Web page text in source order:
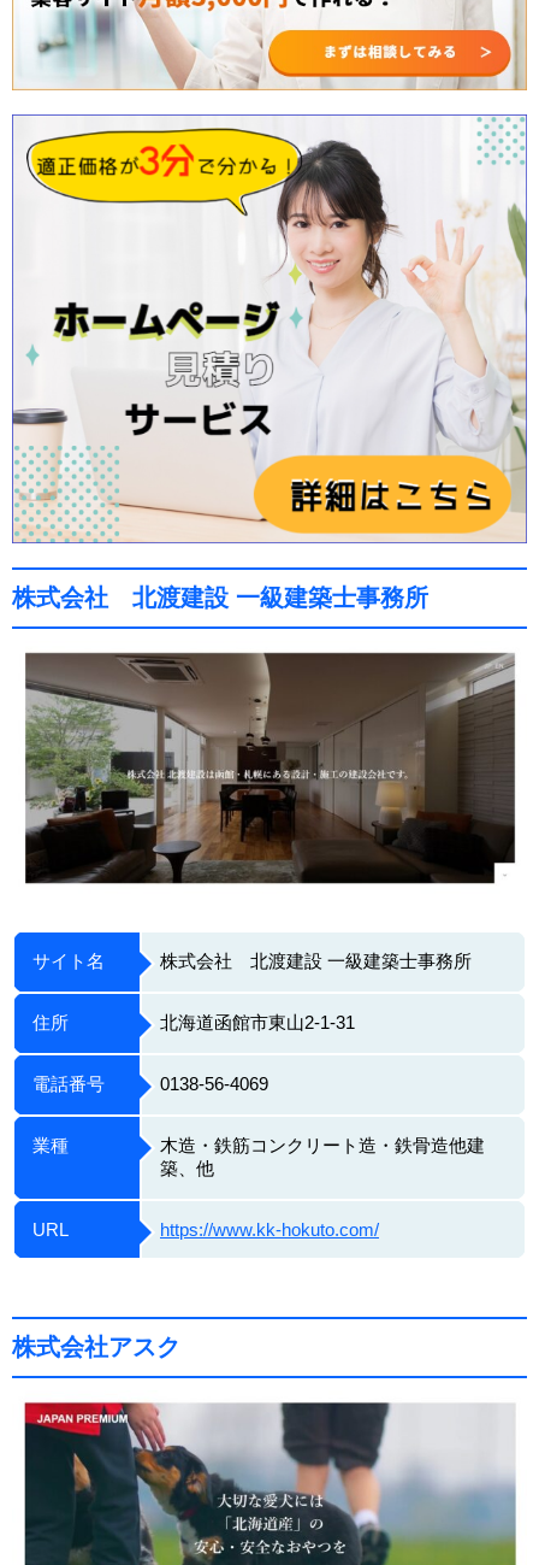
株式会社 北渡建設 一級建築士事務所
サイト名 株式会社 北渡建設 一級建築士事務所
住所 北海道函館市東山2-1-31
電話番号 0138-56-4069
業種
木造・鉄筋コンクリート造・鉄骨造他建
築、他
URL https://www.kk-hokuto.com/
株式会社アスク